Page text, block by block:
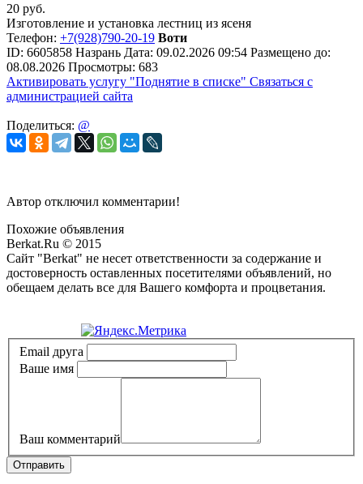
20 руб.
Изготовление и установка лестниц из ясеня
Телефон: +7(928)790-20-19 Воти
ID: 6605858 Назрань Дата: 09.02.2026 09:54 Размещено до:
08.08.2026 Просмотры: 683
Активировать услугу "Поднятие в списке" Связаться с
администрацией сайта
Поделиться: @
Автор отключил комментарии!
Похожие объявления
Berkat.Ru © 2015
Сайт "Berkat" не несет ответственности за содержание и
достоверность оставленных посетителями объявлений, но
обещаем делать все для Вашего комфорта и процветания.
Email друга
Ваше имя
Ваш комментарий
Отправить